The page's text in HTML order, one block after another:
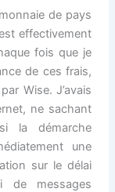
de pays
effectivement
fois que je
de ces frais,
Wise. J’avais
ne sachant
la démarche
une
sur le délai
de messages